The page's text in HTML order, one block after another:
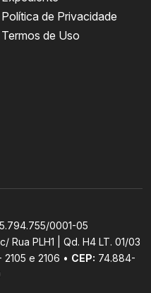
Política de Privacidade
Termos de Uso
0001-05
Rua PLH1 | Qd. H4 LT. 01/03
2105 e 2106 • CEP: 74.884-